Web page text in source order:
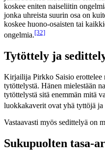
koskee eniten naiseliitin
jonka uhreista suurin osa on
koskee huono-osaisten tai
ongelmia.[32]
Tytöttely ja
Kirjailija Pirkko Saisio erottelee
tytöttelystä. Hänen mielestään
tytöttelystä sitä enemmän mitä
luokkakaverit ovat yhä tyttöjä ja
Vastaavasti myös sedittelyä on
Sukupuolten tasa-